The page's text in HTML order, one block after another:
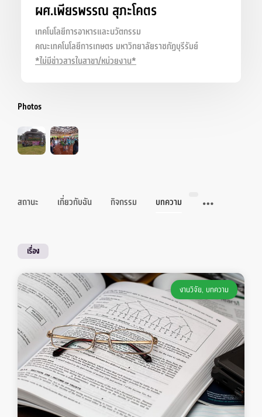
ผศ.เพียรพรรณ สุภะโคตร
เทคโนโลยีการอาหารและนวัตกรรม
คณะเทคโนโลยีการเกษตร มหาวิทยาลัยราชภัฏบุรีรัมย์
*ไม่มีข่าวสารในสาขา/หน่วยงาน*
Photos
สถานะ เกี่ยวกับฉัน กิจกรรม บทความ
เรื่อง
งานวิจัย, บทความ